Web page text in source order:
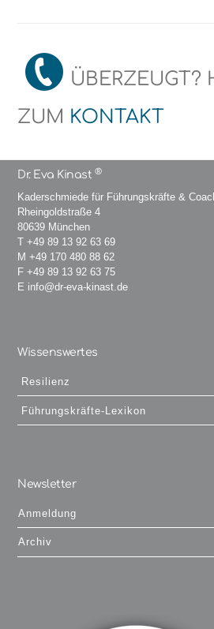
ÜBERZEUGT?
ZUM KONTAKT
Dr. Eva Kinast ®
Kaderschmiede für Führungskräfte &
Rheingoldstraße 4
80639 München
T+49 89 13 92 63 69
M+49 170 480 88 62
F +49 89 13 92 63 75
E info@dr-eva-kinast.de
Wissenswertes
Resilienz
Führungskräfte-Lexikon
Newsletter
Anmeldung
Archiv